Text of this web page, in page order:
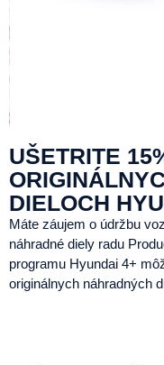
UŠETRITE
DIELOCH
Máte záujem o údržbu
náhradné diely radu
programu Hyundai 4+
originálnych náhradných